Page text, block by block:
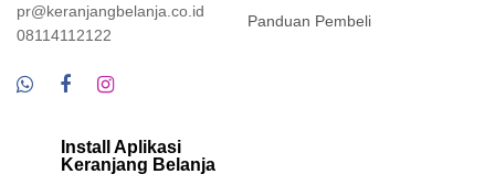
pr@keranjangbelanja.co.id
08114112122
Panduan Pembeli
Install Aplikasi
Keranjang Belanja